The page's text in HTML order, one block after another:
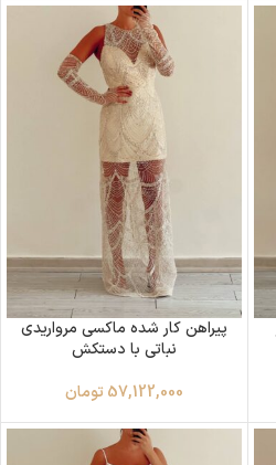
پیراهن کار شده ماکسی مرواریدی
نباتی با دستکش
57,122,000 تومان